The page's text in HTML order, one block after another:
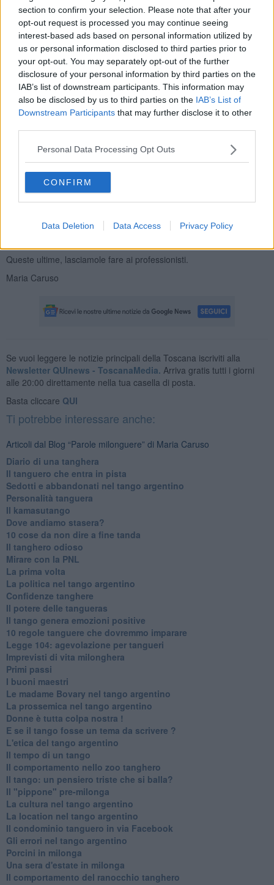
section to confirm your selection. Please note that after your
opt-out request is processed you may continue seeing
interest-based ads based on personal information utilized by
us or personal information disclosed to third parties prior to
your opt-out. You may separately opt-out of the further
disclosure of your personal information by third parties on the
IAB’s list of downstream participants. This information may
also be disclosed by us to third parties on the IAB’s List of
Downstream Participants that may further disclose it to other
Personal Data Processing Opt Outs
CONFIRM
Data Deletion Data Access Privacy Policy
suggerimento a chi è al momento nella condizione di principiante,
nel tentativo di attenuare le sue sofferenze e le vicissitudini, che
tutti quanti, abbiamo già passato se ad oggi, non siamo più
principianti:
-accetta il tuo stato di principiante
-non concentrarti su quanta strada devi ancora fare ma quanta ne
hai già fatta
-resta con l’idea che migliorerai sempre di più
-non smettere mai di andare a ballare
-concentrati su ciò che sai fare
psicologo, per mantenere alta l’autostima
balla intimamente in due, non in gruppo e non si balla per esibirsi in
Queste ultime, lasciamole fare ai professionisti.
Maria Caruso
Se vuoi leggere le notizie principali della Toscana iscriviti alla
Newsletter QUInews - ToscanaMedia. Arriva gratis tutti i giorni
alle 20:00 direttamente nella tua casella di posta.
Basta cliccare QUI
Ti potrebbe interessare anche:
Articoli dal Blog “Parole milonguere” di Maria Caruso
Diario di una tanghera
Il tanguero che entra in pista
Sedotti e abbandonati nel tango argentino
Personalità tanguera
Il kamasutango
Dove andiamo stasera?
10 cose da non dire a fine tanda
Il tanghero odioso
Mirare con la PNL
La prima volta
La politica nel tango argentino
Confidenze tanghere
Il potere delle tangueras
Il tango genera emozioni positive
10 regole tanguere che dovremmo imparare
Legge 104: agevolazione per tangueri
Imprevisti di vita milonghera
Primi passi
I buoni maestri
Le madame Bovary nel tango argentino
La prossemica nel tango argentino
Donne è tutta colpa nostra !
E se il tango fosse un tema da scrivere ?
L'etica del tango argentino
Il tempo di un tango
Il comportamento nello zoo tanghero
Il tango: un pensiero triste che si balla?
Il "pippone" pre-milonga
La cultura nel tango argentino
La location nel tango argentino
Il condominio tanguero in via Facebook
Gli errori nel tango argentino
Porcini in milonga
Una sera d'estate in milonga
Il comportamento del ranocchio tanghero